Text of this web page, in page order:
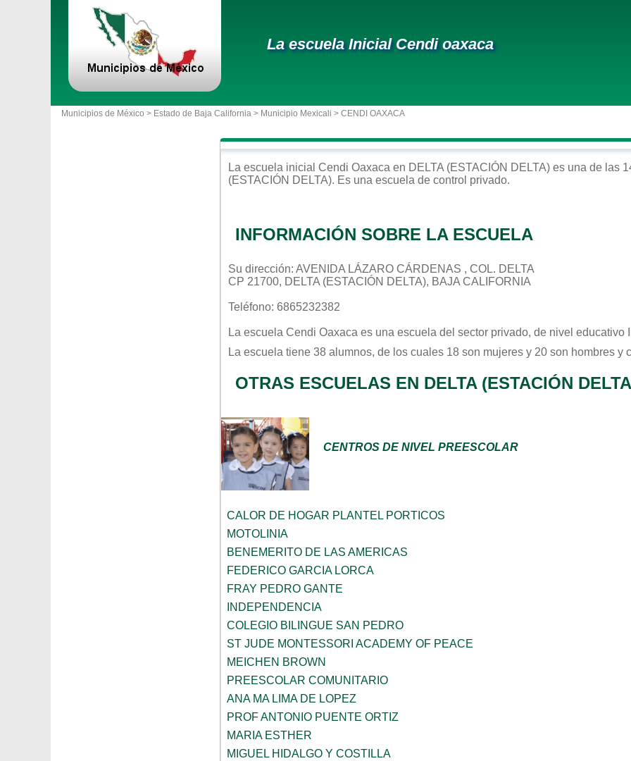
La escuela Inicial Cendi oaxaca
Municipios de México > Estado de Baja California > Municipio Mexicali > CENDI OAXACA
La escuela inicial Cendi Oaxaca en DELTA (ESTACIÓN DELTA) es una de las
(ESTACIÓN DELTA). Es una escuela de control privado.
INFORMACIÓN SOBRE LA ESCUELA
Su dirección: AVENIDA LÁZARO CÁRDENAS , COL. DELTA
CP 21700, DELTA (ESTACIÓN DELTA), BAJA CALIFORNIA
Teléfono: 6865232382
La escuela Cendi Oaxaca es una escuela del sector privado, de nivel educativo
La escuela tiene 38 alumnos, de los cuales 18 son mujeres y 20 son hombres y
OTRAS ESCUELAS EN DELTA (ESTACIÓN
CENTROS DE NIVEL PREESCOLAR
CALOR DE HOGAR PLANTEL PORTICOS
MOTOLINIA
BENEMERITO DE LAS AMERICAS
FEDERICO GARCIA LORCA
FRAY PEDRO GANTE
INDEPENDENCIA
COLEGIO BILINGUE SAN PEDRO
ST JUDE MONTESSORI ACADEMY OF PEACE
MEICHEN BROWN
PREESCOLAR COMUNITARIO
ANA MA LIMA DE LOPEZ
PROF ANTONIO PUENTE ORTIZ
MARIA ESTHER
MIGUEL HIDALGO Y COSTILLA